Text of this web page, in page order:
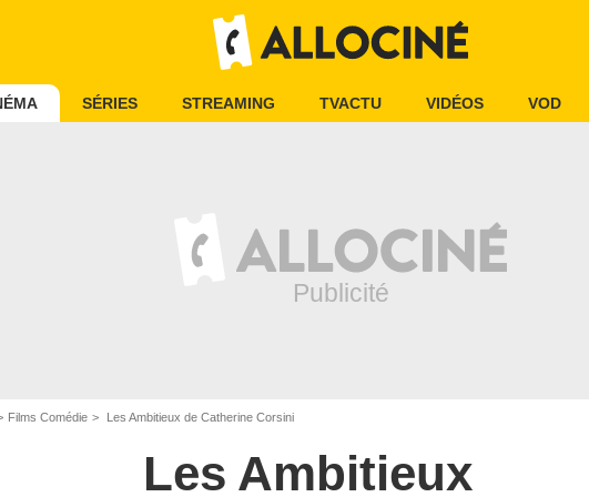
SÉRIES STREAMING TVACTU VIDÉOS VOD
Films Comédie Les Ambitieux de Catherine Corsini
Les Ambitieux